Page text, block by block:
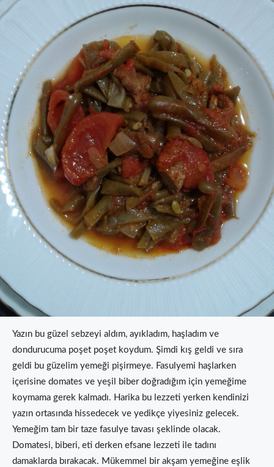
Yazın bu güzel sebzeyi aldım, ayıkladım, haşladım ve
dondurucuma poşet poşet koydum. Şimdi kış geldi ve sıra
geldi bu güzelim yemeği pişirmeye. Fasulyemi haşlarken
içerisine domates ve yeşil biber doğradığım için yemeğime
koymama gerek kalmadı. Harika bu lezzeti yerken kendinizi
yazın ortasında hissedecek ve yedikçe yiyesiniz gelecek.
Yemeğim tam bir taze fasulye tavası şeklinde olacak.
Domatesi, biberi, eti derken efsane lezzeti ile tadını
damaklarda bırakacak. Mükemmel bir akşam yemeğine eşlik